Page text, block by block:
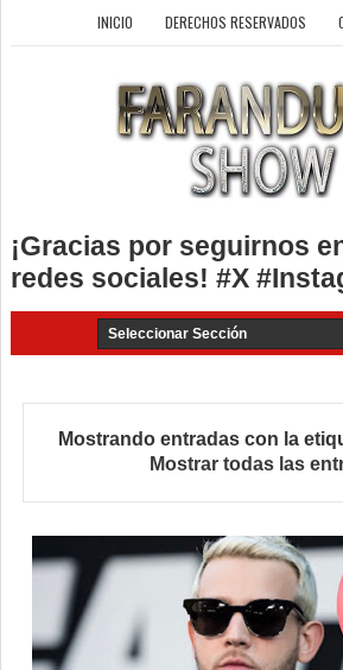
INICIO DERECHOS RESERVADOS
¡Gracias por seguirnos
redes sociales! #X
Mostrando entradas con la
Mostrar todas las